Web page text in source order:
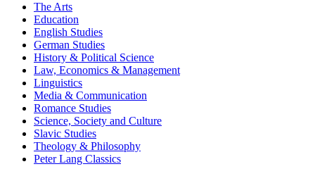
The Arts
Education
English Studies
German Studies
History & Political Science
Law, Economics & Management
Linguistics
Media & Communication
Romance Studies
Science, Society and Culture
Slavic Studies
Theology & Philosophy
Peter Lang Classics